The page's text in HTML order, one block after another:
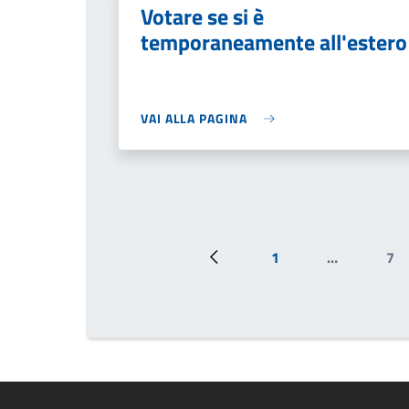
Votare se si è
temporaneamente all'estero
VAI ALLA PAGINA
Pagina precedente
Prima pagina
1 … 7